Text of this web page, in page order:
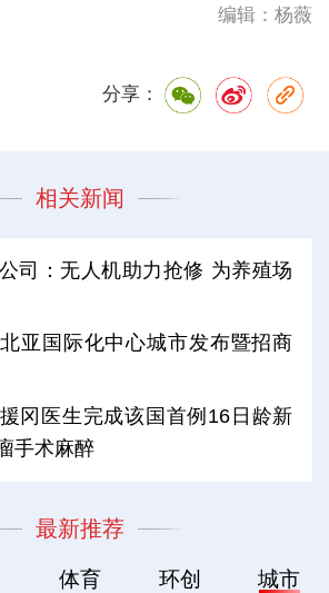
编辑：杨薇
分享：
相关新闻
司：无人机助力抢修 为养殖场
亚国际化中心城市发布暨招商
冈医生完成该国首例16日龄新
手术麻醉
最新推荐
体育 环创 城市